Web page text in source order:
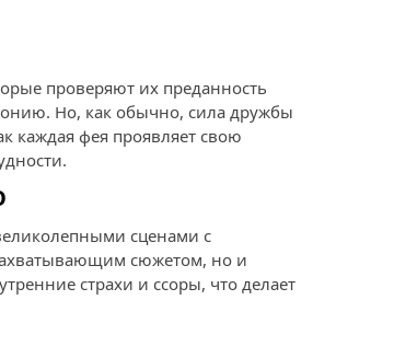
проверяют их преданность
Но, как обычно, сила дружбы
каждая фея проявляет свою
сценами с
сюжетом, но и
страхи и ссоры, что делает